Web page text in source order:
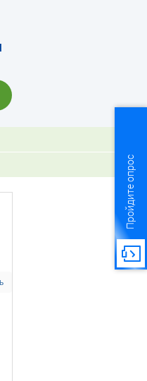
Пройдите опрос